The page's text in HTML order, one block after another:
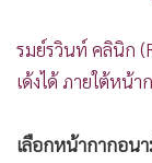
• หุ้น
• อินโดจีน
• Celeb Online
รมย์รวินท์ คลินิก
เด้งได้ ภายใต้หน้
เลือกหน้ากากอนา